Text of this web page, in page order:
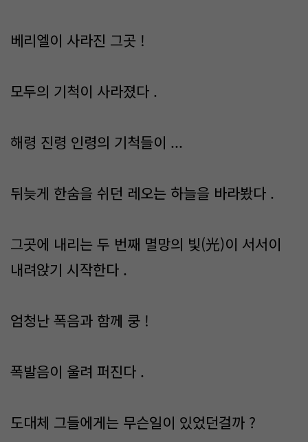
베리엘이 사라진 그곳 !
모두의 기척이 사라졌다 .
해령 진령 인령의 기척들이 ...
뒤늦게 한숨을 쉬던 레오는 하늘을 바라봤다 .
그곳에 내리는 두 번째 멸망의 빛(光)이 서서이
내려앉기 시작한다 .
엄청난 폭음과 함께 쿵 !
폭발음이 울려 퍼진다 .
도대체 그들에게는 무슨일이 있었던걸까 ?